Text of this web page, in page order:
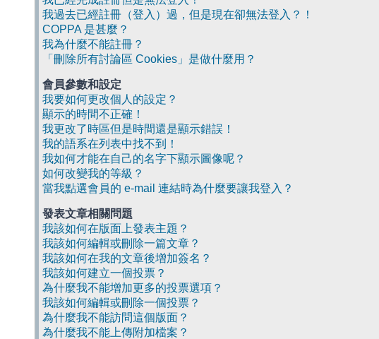
我過去已經註冊（登入）過，但是現在卻無法登入？！
COPPA 是甚麼？
我為什麼不能註冊？
「刪除所有討論區 Cookies」是做什麼用？
會員參數和設定
我要如何更改個人的設定？
顯示的時間不正確！
我更改了時區但是時間還是顯示錯誤！
我的語系在列表中找不到！
我如何才能在自己的名字下顯示圖像呢？
如何改變我的等級？
當我點選會員的 e-mail 連結時為什麼要讓我登入？
發表文章相關問題
我該如何在版面上發表主題？
我該如何編輯或刪除一篇文章？
我該如何在我的文章後增加簽名？
我該如何建立一個投票？
為什麼我不能增加更多的投票選項？
我該如何編輯或刪除一個投票？
為什麼我不能訪問這個版面？
為什麼我不能上傳附加檔案？